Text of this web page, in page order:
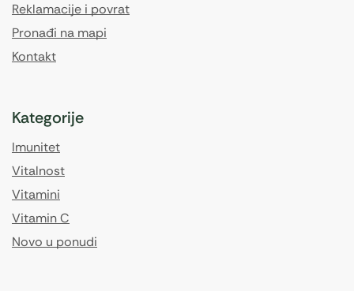
Reklamacije i povrat
Pronađi na mapi
Kontakt
Kategorije
Imunitet
Vitalnost
Vitamini
Vitamin C
Novo u ponudi